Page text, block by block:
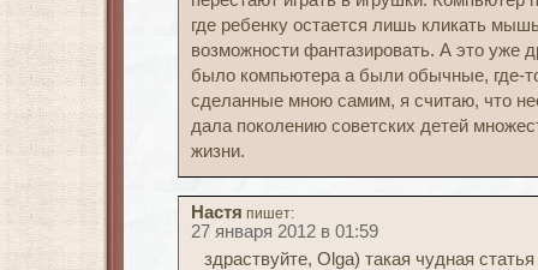
где ребенку остается лишь кликать
возможности фантазировать. А это уже
было компьютера а были обычные, где-
сделанные мною самим, я считаю, что
дала поколению советских детей
жизни.
Настя пишет:
27 января 2012 в 01:59
здраствуйте, Olga) такая чудная